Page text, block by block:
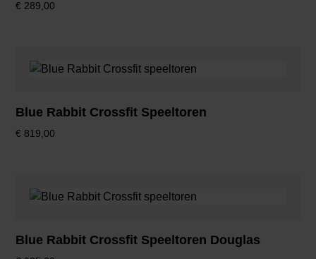
€ 289,00
Blue Rabbit Crossfit Speeltoren
€ 819,00
Blue Rabbit Crossfit Speeltoren Douglas